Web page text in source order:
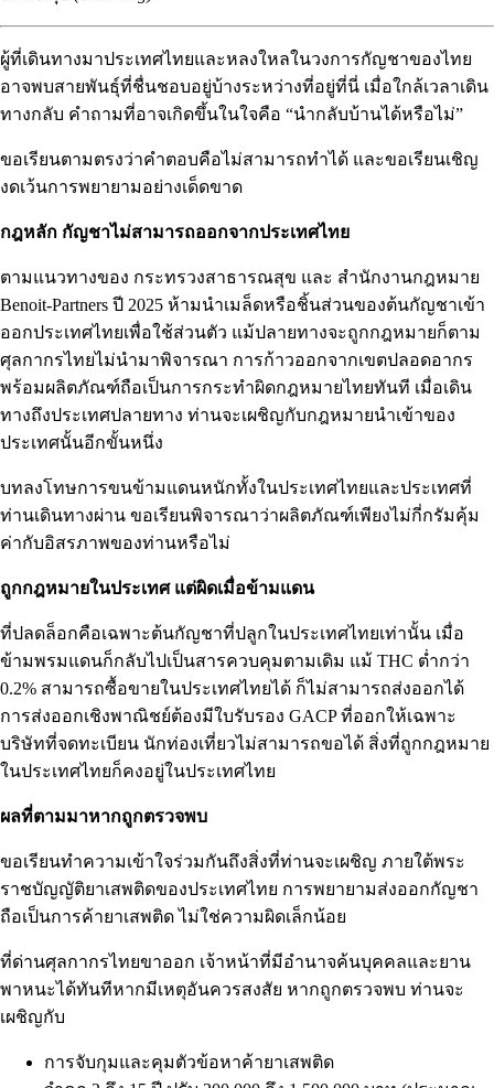
ผู้ที่เดินทางมาประเทศไทยและหลงใหลในวงการกัญชาของไทย
อาจพบสายพันธุ์ที่ชื่นชอบอยู่บ้างระหว่างที่อยู่ที่นี่ เมื่อใกล้เวลาเดิน
ทางกลับ คำถามที่อาจเกิดขึ้นในใจคือ “นำกลับบ้านได้หรือไม่”
ขอเรียนตามตรงว่าคำตอบคือไม่สามารถทำได้ และขอเรียนเชิญ
งดเว้นการพยายามอย่างเด็ดขาด
กฎหลัก กัญชาไม่สามารถออกจากประเทศไทย
ตามแนวทางของ กระทรวงสาธารณสุข และ สำนักงานกฎหมาย
Benoit-Partners ปี 2025 ห้ามนำเมล็ดหรือชิ้นส่วนของต้นกัญชาเข้า
ออกประเทศไทยเพื่อใช้ส่วนตัว แม้ปลายทางจะถูกกฎหมายก็ตาม
ศุลกากรไทยไม่นำมาพิจารณา การก้าวออกจากเขตปลอดอากร
พร้อมผลิตภัณฑ์ถือเป็นการกระทำผิดกฎหมายไทยทันที เมื่อเดิน
ทางถึงประเทศปลายทาง ท่านจะเผชิญกับกฎหมายนำเข้าของ
ประเทศนั้นอีกขั้นหนึ่ง
บทลงโทษการขนข้ามแดนหนักทั้งในประเทศไทยและประเทศที่
ท่านเดินทางผ่าน ขอเรียนพิจารณาว่าผลิตภัณฑ์เพียงไม่กี่กรัมคุ้ม
ค่ากับอิสรภาพของท่านหรือไม่
ถูกกฎหมายในประเทศ แต่ผิดเมื่อข้ามแดน
ที่ปลดล็อกคือเฉพาะต้นกัญชาที่ปลูกในประเทศไทยเท่านั้น เมื่อ
ข้ามพรมแดนก็กลับไปเป็นสารควบคุมตามเดิม แม้ THC ต่ำกว่า
0.2% สามารถซื้อขายในประเทศไทยได้ ก็ไม่สามารถส่งออกได้
การส่งออกเชิงพาณิชย์ต้องมีใบรับรอง GACP ที่ออกให้เฉพาะ
บริษัทที่จดทะเบียน นักท่องเที่ยวไม่สามารถขอได้ สิ่งที่ถูกกฎหมาย
ในประเทศไทยก็คงอยู่ในประเทศไทย
ผลที่ตามมาหากถูกตรวจพบ
ขอเรียนทำความเข้าใจร่วมกันถึงสิ่งที่ท่านจะเผชิญ ภายใต้พระ
ราชบัญญัติยาเสพติดของประเทศไทย การพยายามส่งออกกัญชา
ถือเป็นการค้ายาเสพติด ไม่ใช่ความผิดเล็กน้อย
ที่ด่านศุลกากรไทยขาออก เจ้าหน้าที่มีอำนาจค้นบุคคลและยาน
พาหนะได้ทันทีหากมีเหตุอันควรสงสัย หากถูกตรวจพบ ท่านจะ
เผชิญกับ
การจับกุมและคุมตัวข้อหาค้ายาเสพติด